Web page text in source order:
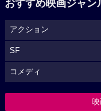
おすすめ映画ジャン
アクション
SF
コメディ